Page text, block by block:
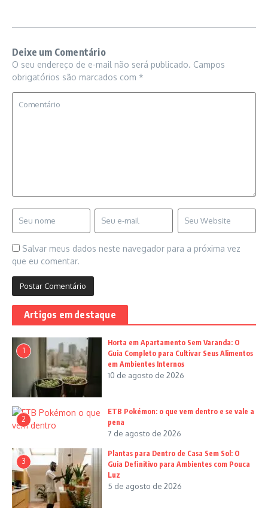
Deixe um Comentário
O seu endereço de e-mail não será publicado. Campos
obrigatórios são marcados com *
Salvar meus dados neste navegador para a próxima vez
que eu comentar.
Artigos em destaque
1
Horta em Apartamento Sem Varanda: O
Guia Completo para Cultivar Seus Alimentos
em Ambientes Internos
10 de agosto de 2026
2
ETB Pokémon: o que vem dentro e se vale a
pena
7 de agosto de 2026
3
Plantas para Dentro de Casa Sem Sol: O
Guia Definitivo para Ambientes com Pouca
Luz
5 de agosto de 2026